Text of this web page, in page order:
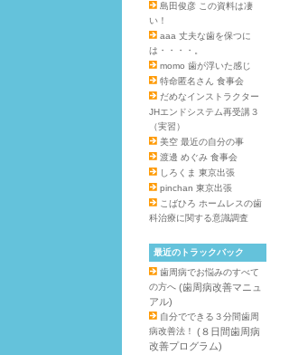
島田俊彦 この資料は凄
い！
aaa 丈夫な歯を保つに
は・・・・。
momo 歯が浮いた感じ
特命匿名さん
食事会
だめなインストラクター
JHエンドシステム再受講３
（実習）
美空 最近の自分の事
渡邊 めぐみ 食事会
しろくま 東京出張
pinchan 東京出張
こばひろ ホームレスの歯
科治療に関する意識調査
最近のトラックバック
歯周病でお悩みのすべて
の方へ(歯周病改善マニュ
アル)
自分でできる３分間歯周
病改善法！ (８日間歯周病
改善プログラム)